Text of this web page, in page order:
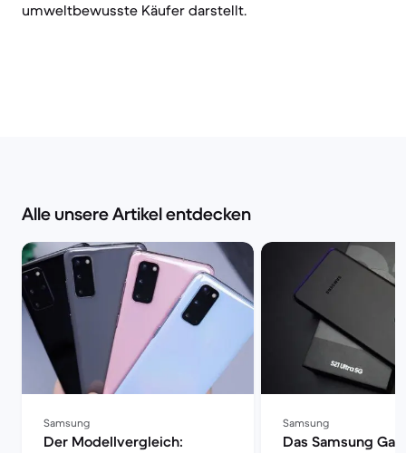
umweltbewusste Käufer darstellt.
Alle unsere Artikel entdecken
Samsung
Der Modellvergleich:
Samsung
Das Samsung